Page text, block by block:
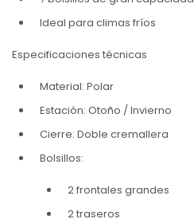
Ideal para climas fríos
Especificaciones técnicas
Material: Polar
Estación: Otoño / Invierno
Cierre: Doble cremallera
Bolsillos:
2 frontales grandes
2 traseros